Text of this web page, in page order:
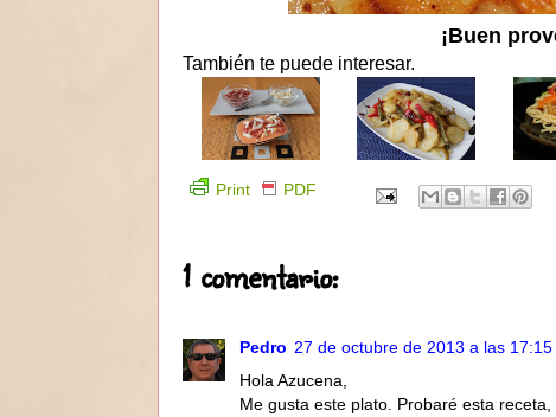
¡Buen
También te puede interesar.
Print PDF
1 comentario:
Pedro 27 de octubre de 2013 a las 17:15
Hola Azucena,
Me gusta este plato. Probaré esta